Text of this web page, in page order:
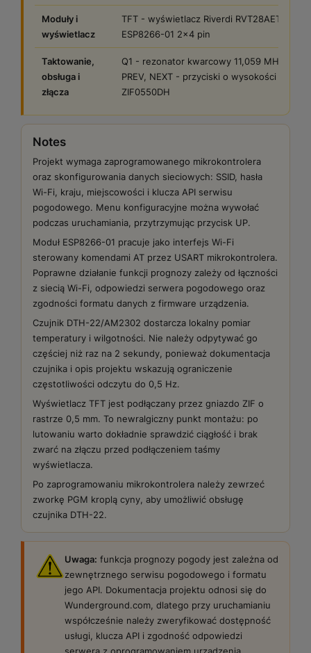
Moduły i
wyświetlacz
TFT - wyświetlacz Riverdi
ESP8266-01 2×4 pin
Taktowanie,
obsługa i
złącza
Q1 - rezonator kwarcowy 11,059 MHz,
PREV, NEXT - przyciski o wysokości 1 mm;
ZIF0550DH
Notes
Projekt wymaga zaprogramowanego mikrokontrolera
oraz skonfigurowania danych sieciowych: SSID, hasła
Wi-Fi, kraju, miejscowości i klucza API serwisu
pogodowego. Menu konfiguracyjne można wywołać
podczas uruchamiania, przytrzymując przycisk UP.
Moduł ESP8266-01 pracuje jako interfejs Wi-Fi
sterowany komendami AT przez USART mikrokontrolera.
Poprawne działanie funkcji prognozy zależy od łączności
z siecią Wi-Fi, odpowiedzi serwera pogodowego oraz
zgodności formatu danych z firmware urządzenia.
Czujnik DTH-22/AM2302 dostarcza lokalny pomiar
temperatury i wilgotności. Nie należy odpytywać go
częściej niż raz na 2 sekundy, ponieważ dokumentacja
czujnika i opis projektu wskazują ograniczenie
częstotliwości odczytu do 0,5 Hz.
Wyświetlacz TFT jest podłączany przez gniazdo ZIF o
rastrze 0,5 mm. To newralgiczny punkt montażu: po
lutowaniu warto dokładnie sprawdzić ciągłość i brak
zwarć na złączu przed podłączeniem taśmy
wyświetlacza.
Po zaprogramowaniu mikrokontrolera należy zewrzeć
zworkę PGM kroplą cyny, aby umożliwić obsługę
czujnika DTH-22.
Uwaga: funkcja prognozy pogody jest zależna od
zewnętrznego serwisu pogodowego i formatu
jego API. Dokumentacja projektu odnosi się do
Wunderground.com, dlatego przy uruchamianiu
współcześnie należy zweryfikować dostępność
usługi, klucza API i zgodność odpowiedzi
serwera z oprogramowaniem urządzenia.